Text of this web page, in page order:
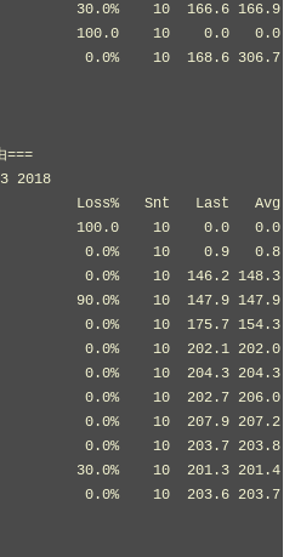
30.0%    10  166.6 166.9
100.0    10    0.0   0.0
0.0%    10  168.6 306.7
===
2018
Loss%   Snt   Last   Avg
100.0    10    0.0   0.0
0.0%    10    0.9   0.8
0.0%    10  146.2 148.3
90.0%    10  147.9 147.9
0.0%    10  175.7 154.3
0.0%    10  202.1 202.0
0.0%    10  204.3 204.3
0.0%    10  202.7 206.0
0.0%    10  207.9 207.2
0.0%    10  203.7 203.8
30.0%    10  201.3 201.4
0.0%    10  203.6 203.7